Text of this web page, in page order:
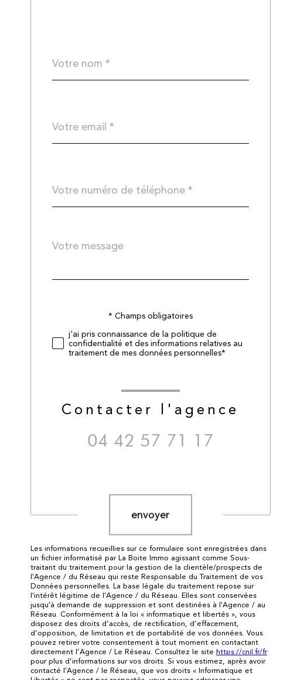
*
*
*
Fieldset
défaut
Message
Validation* Champs obligatoires
j'ai pris connaissance de la politique de
confidentialité et des informations relatives au
traitement de mes données personnelles*
Contacter l'agence
04 42 57 71 17
envoyer
Les informations recueillies sur ce formulaire sont enregistrées dans
un fichier informatisé par La Boite Immo agissant comme Sous-
traitant du traitement pour la gestion de la clientèle/prospects de
l'Agence / du Réseau qui reste Responsable du Traitement de vos
Données personnelles. La base légale du traitement repose sur
l'intérêt légitime de l'Agence / du Réseau. Elles sont conservées
jusqu'à demande de suppression et sont destinées à l'Agence / au
Réseau. Conformément à la loi « informatique et libertés », vous
disposez des droits d’accès, de rectification, d’effacement,
d’opposition, de limitation et de portabilité de vos données. Vous
pouvez retirer votre consentement à tout moment en contactant
directement l’Agence / Le Réseau. Consultez le site https://cnil.fr/fr
pour plus d’informations sur vos droits. Si vous estimez, après avoir
contacté l'Agence / le Réseau, que vos droits « Informatique et